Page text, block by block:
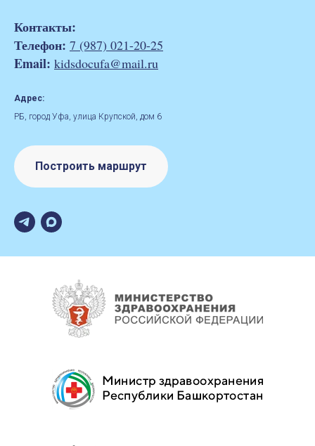
Контакты:
Телефон: 7 (987) 021-20-25
Email: kidsdocufa@mail.ru
Адрес:
РБ, город Уфа, улица Крупской, дом 6
Построить маршрут